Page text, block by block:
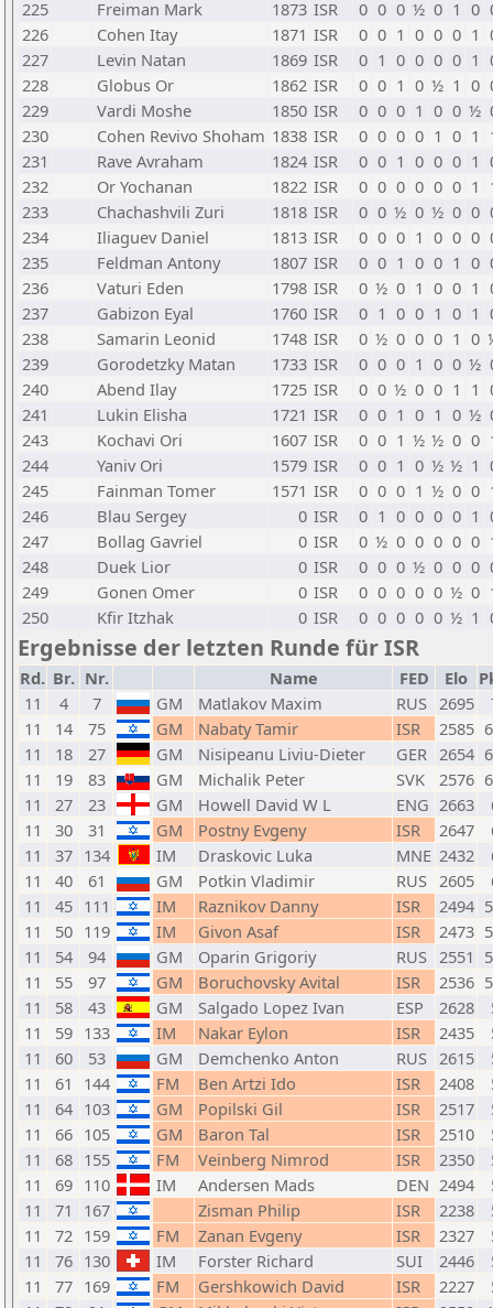
225
Freiman Mark 1873 ISR 0 0 0 ½ 0 1 0
226
Cohen Itay 1871 ISR 0 0 1 0 0 0 1
227
Levin Natan 1869 ISR 0 1 0 0 0 0 1
228
Globus Or 1862 ISR 0 0 1 0 ½ 1 0
229
Vardi Moshe 1850 ISR 0 0 0 1 0 0 ½
230
Cohen Revivo Shoham 1838 ISR 0 0 0 0 1 0 1
231
Rave Avraham 1824 ISR 0 0 1 0 0 0 1
232
Or Yochanan 1822 ISR 0 0 0 0 0 0 1
233
Chachashvili Zuri 1818 ISR 0 0 ½ 0 ½ 0 0
234
Iliaguev Daniel 1813 ISR 0 0 0 1 0 0 0
235
Feldman Antony 1807 ISR 0 0 1 0 0 1 0
236
Vaturi Eden 1798 ISR 0 ½ 0 1 0 0 1
237
Gabizon Eyal 1760 ISR 0 1 0 0 1 0 1
238
Samarin Leonid 1748 ISR 0 ½ 0 0 0 1 0
239
Gorodetzky Matan 1733 ISR 0 0 0 1 0 0 ½
240
Abend Ilay 1725 ISR 0 0 ½ 0 0 1 1
241
Lukin Elisha 1721 ISR 0 0 1 0 1 0 ½
243
Kochavi Ori 1607 ISR 0 0 1 ½ ½ 0 0
244
Yaniv Ori 1579 ISR 0 0 1 0 ½ ½ 1
245
Fainman Tomer 1571 ISR 0 0 0 1 ½ 0 0
246
Blau Sergey 0 ISR 0 1 0 0 0 0 1
247
Bollag Gavriel 0 ISR 0 ½ 0 0 0 0 0
248
Duek Lior 0 ISR 0 0 0 ½ 0 0 0
249
Gonen Omer 0 ISR 0 0 0 0 0 ½ 0
250
Kfir Itzhak 0 ISR 0 0 0 0 0 ½ 1
Ergebnisse der letzten Runde für ISR
Rd. Br. Nr. Name FED Elo
11
4 7 GM Matlakov Maxim RUS 2695
11
14 75 GM Nabaty Tamir ISR 2585
11
18 27 GM Nisipeanu Liviu-Dieter GER 2654
11
19 83 GM Michalik Peter SVK 2576
11
27 23 GM Howell David W L ENG 2663
11
30 31 GM Postny Evgeny ISR 2647
11
37 134 IM Draskovic Luka MNE 2432
11
40 61 GM Potkin Vladimir RUS 2605
11
45 111 IM Raznikov Danny ISR 2494
11
50 119 IM Givon Asaf ISR 2473
11
54 94 GM Oparin Grigoriy RUS 2551
11
55 97 GM Boruchovsky Avital ISR 2536
11
58 43 GM Salgado Lopez Ivan ESP 2628
11
59 133 IM Nakar Eylon ISR 2435
11
60 53 GM Demchenko Anton RUS 2615
11
61 144 FM Ben Artzi Ido ISR 2408
11
64 103 GM Popilski Gil ISR 2517
11
66 105 GM Baron Tal ISR 2510
11
68 155 FM Veinberg Nimrod ISR 2350
11
69 110 IM Andersen Mads DEN 2494
11
71 167 Zisman Philip ISR 2238
11
72 159 FM Zanan Evgeny ISR 2327
11
76 130 IM Forster Richard SUI 2446
11
77 169 FM Gershkowich David ISR 2227